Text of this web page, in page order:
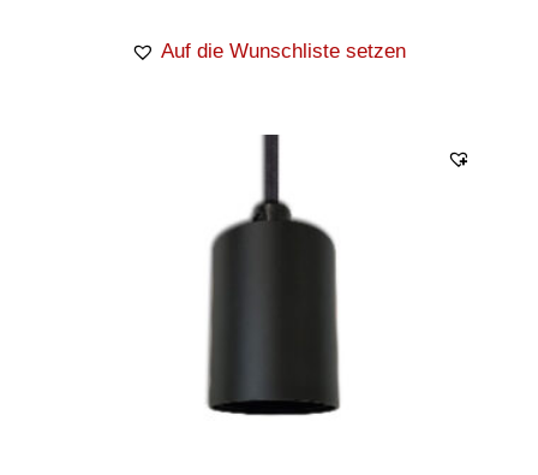
Auf die Wunschliste setzen